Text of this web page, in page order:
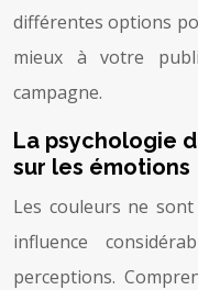
différentes options
mieux à votre
campagne.
La psychologie
sur les émotions
Les couleurs ne
influence
perceptions.